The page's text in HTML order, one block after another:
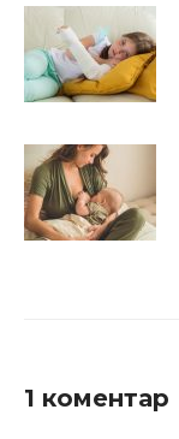
1 коментар